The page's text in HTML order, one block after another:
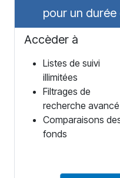
pour un durée
Accèder à
Listes de suivi
illimitées
Filtrages de
recherche avancé
Comparaisons
fonds